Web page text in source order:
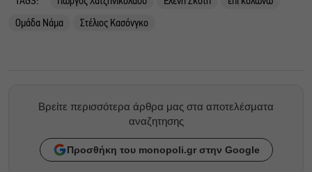
Ομάδα Νάμα
Στέλιος Κασόνγκο
Βρείτε περισσότερα άρθρα μας στα αποτελέσματα
αναζητησης
Προσθήκη του monopoli.gr στην Google